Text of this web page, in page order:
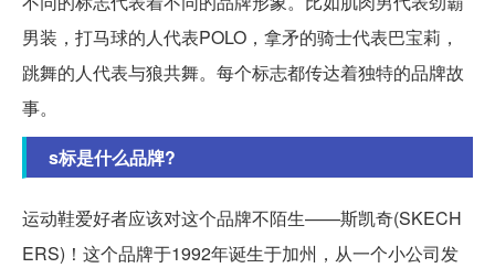
男装，打马球的人代表POLO，拿矛的骑士代表巴宝莉，
跳舞的人代表与狼共舞。每个标志都传达着独特的品牌故
事。
s标是什么品牌?
运动鞋爱好者应该对这个品牌不陌生——斯凯奇(SKECH
ERS)！这个品牌于1992年诞生于加州，从一个小公司发